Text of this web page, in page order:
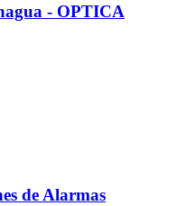
- OPTICA
de Alarmas